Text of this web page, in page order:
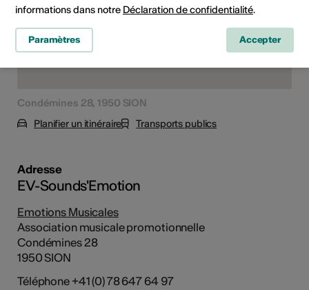
Condémines 28, 1950 SION
Planifier un itinéraire
Transports publics
Adresse
EV-Sounds'Emotion
Emotions Musicales
Association musicale promotionnelle
Condémines 28
1950 SION
Téléphone +41 (0) 78 647 64 97
informations dans notre Déclaration de confidentialité.
Paramètres Accepter